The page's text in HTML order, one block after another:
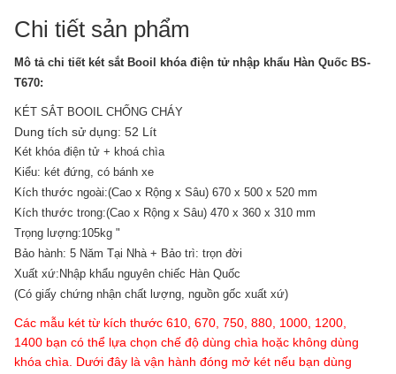
Chi tiết sản phẩm
Mô tả chi tiết két sắt Booil khóa điện tử nhập khẩu Hàn Quốc BS-
T670:
KÉT SẮT BOOIL CHỐNG CHÁY
Dung tích sử dụng: 52 Lít
Két khóa điện tử + khoá chìa
Kiểu: két đứng, có bánh xe
Kích thước ngoài:(Cao x Rộng x Sâu) 670 x 500 x 520 mm
Kích thước trong:(Cao x Rộng x Sâu) 470 x 360 x 310 mm
Trọng lượng:105kg "
Bảo hành: 5 Năm Tại Nhà + Bảo trì: trọn đời
Xuất xứ:Nhập khẩu nguyên chiếc Hàn Quốc
(Có giấy chứng nhận chất lượng, nguồn gốc xuất xứ)
Các mẫu két từ kích thước 610, 670, 750, 880, 1000, 1200,
1400 bạn có thể lựa chọn chế độ dùng chìa hoặc không dùng
khóa chìa. Dưới đây là vận hành đóng mở két nếu bạn dùng